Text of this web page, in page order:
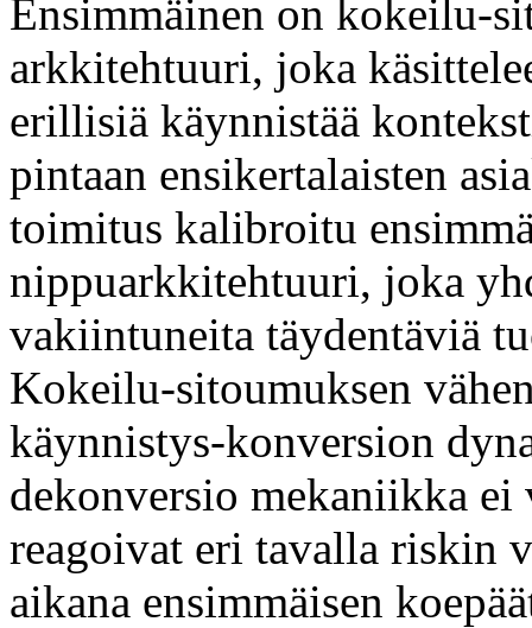
Ensimmäinen on kokeilu-
arkkitehtuuri, joka
erillisiä käynnistää
pintaan ensikertalaisten
toimitus kalibroitu
nippuarkkitehtuuri, joka
vakiintuneita täydentäviä
Kokeilu-sitoumuksen
käynnistys-konversion
dekonversio mekaniikka ei
reagoivat eri tavalla riskin
aikana ensimmäisen